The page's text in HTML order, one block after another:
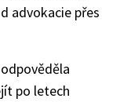
advokacie přes
po letech